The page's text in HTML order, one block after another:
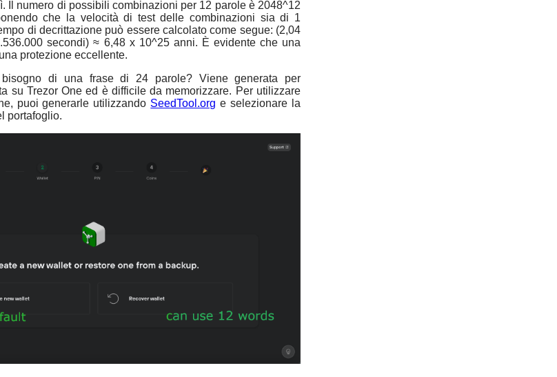
Il numero di possibili combinazioni per 12 parole è 2048^12
che la velocità di test delle combinazioni sia di 1
di decrittazione può essere calcolato come segue: (2,04
secondi) ≈ 6,48 x 10^25 anni. È evidente che una
protezione eccellente.
bisogno di una frase di 24 parole? Viene generata per
su Trezor One ed è difficile da memorizzare. Per utilizzare
puoi generarle utilizzando SeedTool.org e selezionare la
portafoglio.